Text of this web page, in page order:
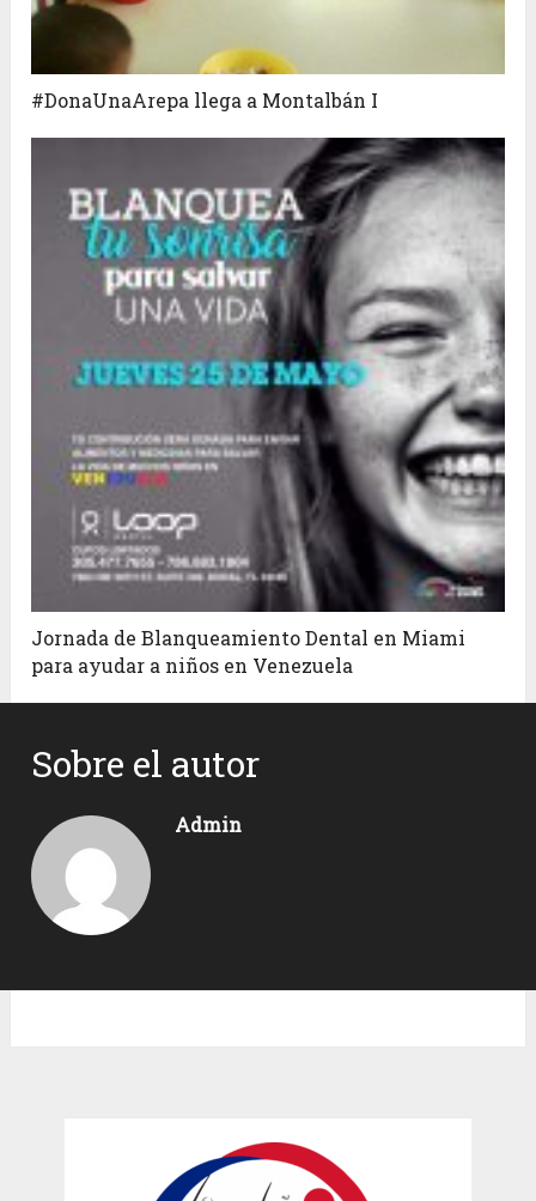
#DonaUnaArepa llega a Montalbán I
Jornada de Blanqueamiento Dental en Miami
para ayudar a niños en Venezuela
Sobre el autor
Admin